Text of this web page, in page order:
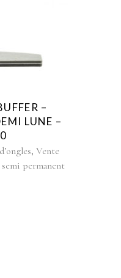
–
LUNE –
, Vente
permanent